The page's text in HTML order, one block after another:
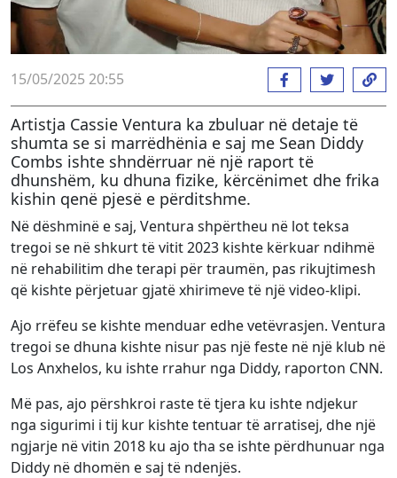
15/05/2025 20:55
Artistja Cassie Ventura ka zbuluar në detaje të
shumta se si marrëdhënia e saj me Sean Diddy
Combs ishte shndërruar në një raport të
dhunshëm, ku dhuna fizike, kërcënimet dhe frika
kishin qenë pjesë e përditshme.
Në dëshminë e saj, Ventura shpërtheu në lot teksa
tregoi se në shkurt të vitit 2023 kishte kërkuar ndihmë
në rehabilitim dhe terapi për traumën, pas rikujtimesh
që kishte përjetuar gjatë xhirimeve të një video-klipi.
Ajo rrëfeu se kishte menduar edhe vetëvrasjen. Ventura
tregoi se dhuna kishte nisur pas një feste në një klub në
Los Anxhelos, ku ishte rrahur nga Diddy, raporton CNN.
Më pas, ajo përshkroi raste të tjera ku ishte ndjekur
nga sigurimi i tij kur kishte tentuar të arratisej, dhe një
ngjarje në vitin 2018 ku ajo tha se ishte përdhunuar nga
Diddy në dhomën e saj të ndenjës.